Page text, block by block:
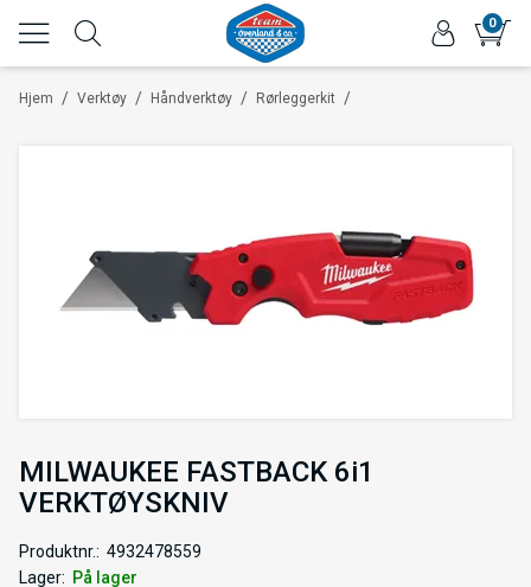
0
/
Hjem /
Verktøy /
Håndverktøy /
Rørleggerkit
MILWAUKEE FASTBACK 6i1
VERKTØYSKNIV
Produktnr.
4932478559
Lager
På lager